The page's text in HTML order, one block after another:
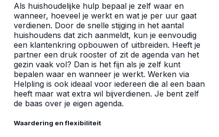
Als huishoudelijke hulp bepaal je zelf waar en
wanneer, hoeveel je werkt en wat je per uur gaat
verdienen. Door de snelle stijging in het aantal
huishoudens dat zich aanmeldt, kun je eenvoudig
een klantenkring opbouwen of uitbreiden. Heeft je
partner een druk rooster of zit de agenda van het
gezin vaak vol? Dan is het fijn als je zelf kunt
bepalen waar en wanneer je werkt. Werken via
Helpling is ook ideaal voor iedereen die al een baan
heeft maar wat extra wil bijverdienen. Je bent zelf
de baas over je eigen agenda.
Waardering en flexibiliteit